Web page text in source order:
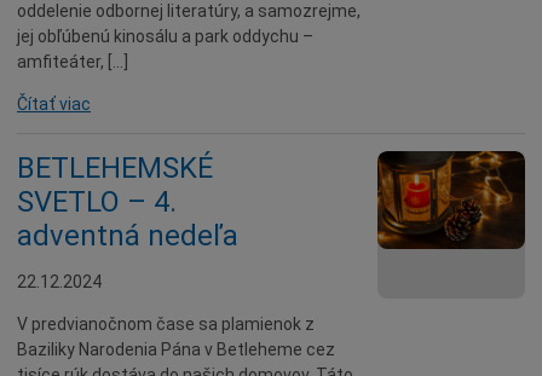
oddelenie odbornej literatúry, a samozrejme,
jej obľúbenú kinosálu a park oddychu –
amfiteáter, […]
Čítať viac
BETLEHEMSKÉ
SVETLO – 4.
adventná nedeľa
22.12.2024
V predvianočnom čase sa plamienok z
Baziliky Narodenia Pána v Betleheme cez